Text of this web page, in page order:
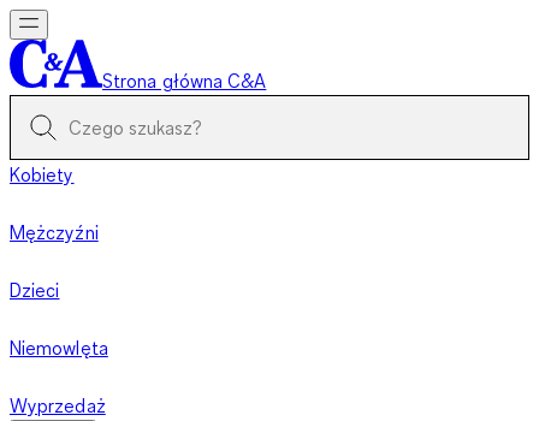
Strona główna C&A
Kobiety
Mężczyźni
Dzieci
Niemowlęta
Wyprzedaż